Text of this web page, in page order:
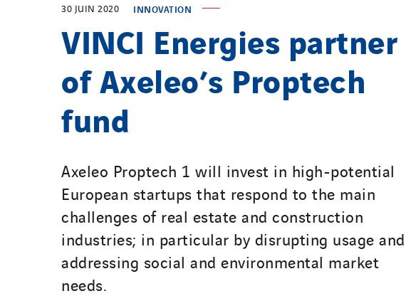
30 JUIN 2020 INNOVATION
VINCI Energies partner
of Axeleo’s Proptech
fund
Axeleo Proptech 1 will invest in high-potential
European startups that respond to the main
challenges of real estate and construction
industries; in particular by disrupting usage and
addressing social and environmental market
needs.